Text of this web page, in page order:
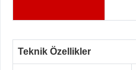
Teknik Özellikler